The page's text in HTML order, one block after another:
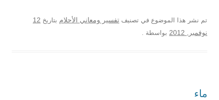
تم نشر هذا الموضوع في تصنيف تفسير ومعاني الأحلام بتاريخ 12
نوفمبر, 2012
بواسطة .
ماء